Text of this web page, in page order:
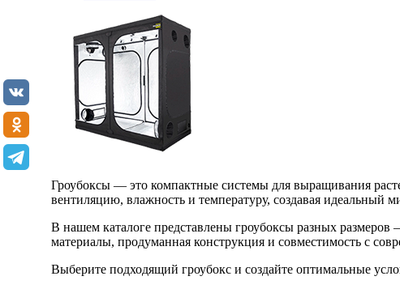
Гроубоксы — это компактные системы для выращивания
вентиляцию, влажность и температуру, создавая идеальный
В нашем каталоге представлены гроубоксы разных
материалы, продуманная конструкция и совместимость с
Выберите подходящий гроубокс и создайте оптимальные